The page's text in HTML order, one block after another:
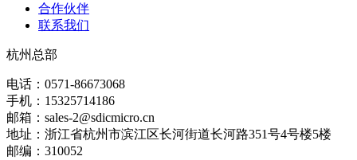
合作伙伴
联系我们
杭州总部
电话：0571-86673068
手机：15325714186
邮箱：sales-2@sdicmicro.cn
地址：浙江省杭州市滨江区长河街道长河路351号4号楼5楼
邮编：310052